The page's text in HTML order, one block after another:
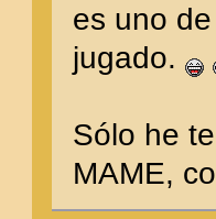
es uno
jugado.
Sólo he
MAME,